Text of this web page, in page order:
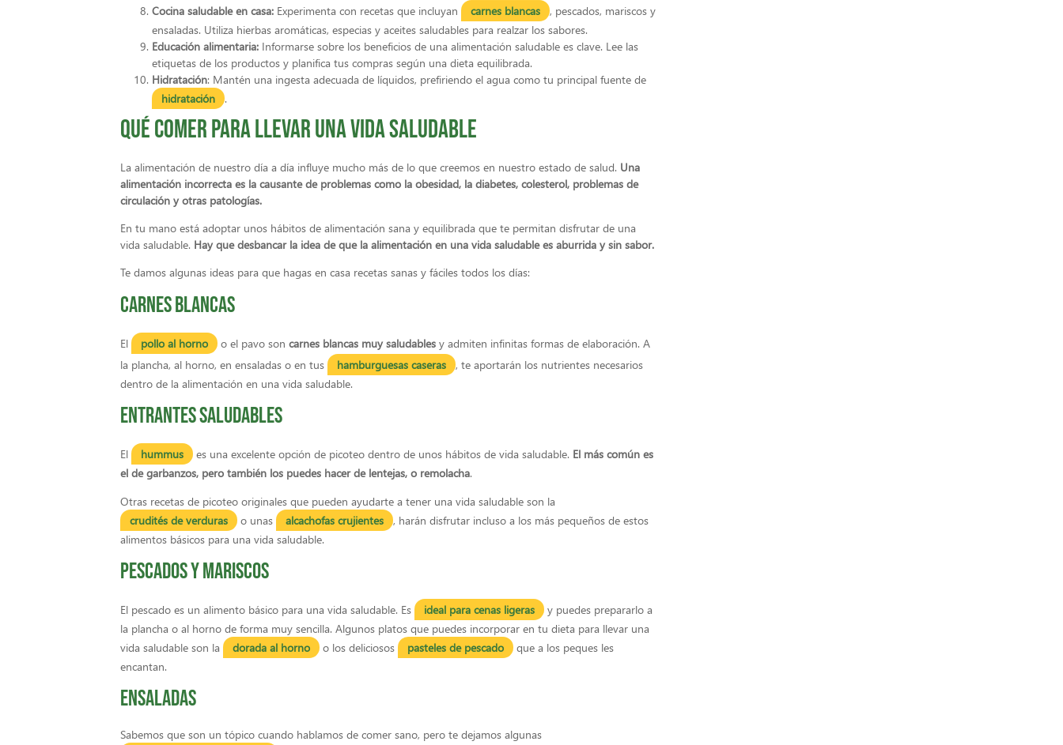
Cocina saludable en casa: Experimenta con recetas que incluyan carnes blancas
, pescados, mariscos y
ensaladas. Utiliza hierbas aromáticas, especias y aceites saludables para realzar los sabores.
Educación alimentaria: Informarse sobre los beneficios de una alimentación saludable es clave. Lee las
etiquetas de los productos y planifica tus compras según una dieta equilibrada.
Hidratación: Mantén una ingesta adecuada de líquidos, prefiriendo el agua como tu principal fuente de
hidratación
.
Qué comer para llevar una vida saludable
La alimentación de nuestro día a día influye mucho más de lo que creemos en nuestro estado de salud. Una
alimentación incorrecta es la causante de problemas como la obesidad, la diabetes, colesterol, problemas de
circulación y otras patologías.
En tu mano está adoptar unos hábitos de alimentación sana y equilibrada que te permitan disfrutar de una
vida saludable. Hay que desbancar la idea de que la alimentación en una vida saludable es aburrida y sin sabor.
Te damos algunas ideas para que hagas en casa recetas sanas y fáciles todos los días:
Carnes blancas
El pollo al horno o el pavo son carnes blancas muy saludables y admiten infinitas formas de elaboración. A
la plancha, al horno, en ensaladas o en tus
hamburguesas caseras
, te aportarán los nutrientes necesarios
dentro de la alimentación en una vida saludable.
Entrantes saludables
El hummus es una excelente opción de picoteo dentro de unos hábitos de vida saludable. El más común es
el de garbanzos, pero también los puedes hacer de lentejas, o remolacha.
Otras recetas de picoteo originales que pueden ayudarte a tener una vida saludable son la
crudités de verduras
o unas alcachofas crujientes
, harán disfrutar incluso a los más pequeños de estos
alimentos básicos para una vida saludable.
Pescados y mariscos
El pescado es un alimento básico para una vida saludable. Es ideal para cenas ligeras
y puedes prepararlo a
la plancha o al horno de forma muy sencilla. Algunos platos que puedes incorporar en tu dieta para llevar una
vida saludable son la
dorada al horno o los deliciosos pasteles de pescado
que a los peques les
encantan.
Ensaladas
Sabemos que son un tópico cuando hablamos de comer sano, pero te dejamos algunas